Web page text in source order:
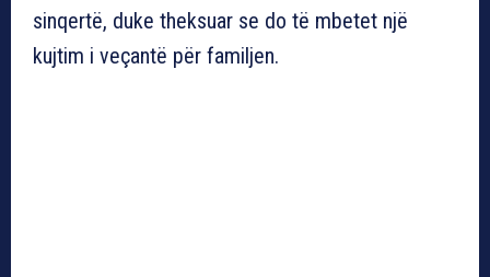
sinqertë, duke theksuar se do të mbetet një
kujtim i veçantë për familjen.